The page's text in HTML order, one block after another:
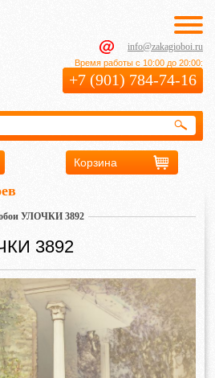
info@zakagioboi.ru
Время работы с 10:00 до 20:00:
+7 (901) 784-74-16
Корзина
УЛОЧКИ 3892
3892